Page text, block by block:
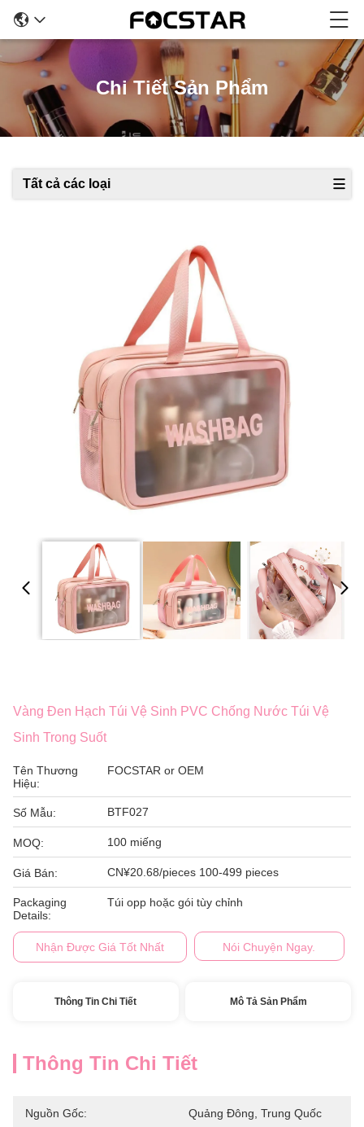
Chi Tiết Sản Phẩm
Tất cả các loại
Vàng Đen Hạch Túi Vệ Sinh PVC Chống Nước Túi Vệ
Sinh Trong Suốt
Tên Thương
Hiệu:
FOCSTAR or OEM
Số Mẫu: BTF027
MOQ: 100 miếng
Giá Bán: CN¥20.68/pieces 100-499 pieces
Packaging
Details:
Túi opp hoặc gói tùy chỉnh
Nhận Được Giá Tốt Nhất Nói Chuyện Ngay.
Thông Tin Chi Tiết Mô Tả Sản Phẩm
Thông Tin Chi Tiết
Nguồn Gốc: Quảng Đông, Trung Quốc